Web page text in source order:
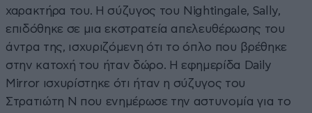
χαρακτήρα του. Η σύζυγος του Nightingale, Sally,
επιδόθηκε σε μια εκστρατεία απελευθέρωσης του
άντρα της, ισχυριζόμενη ότι το όπλο που βρέθηκε
στην κατοχή του ήταν δώρο. Η εφημερίδα Daily
Mirror ισχυρίστηκε ότι ήταν η σύζυγος του
Στρατιώτη Ν που ενημέρωσε την αστυνομία για το